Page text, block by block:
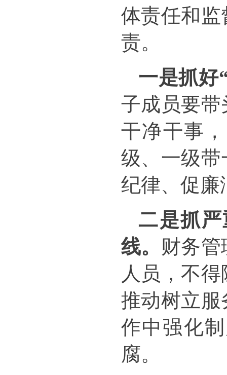
体责任和
责。
一是抓好
子成员要
干净干事
级、一级
纪律、促廉
二是抓
线。 财务
人员，不
推动树立
作中强化
腐。